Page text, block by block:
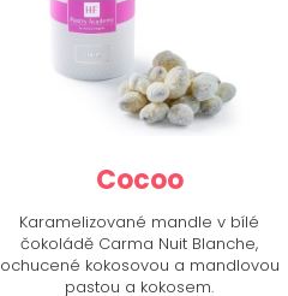
Cocoo
Karamelizované mandle v bílé
čokoládě Carma Nuit Blanche,
ochucené kokosovou a mandlovou
pastou a kokosem.